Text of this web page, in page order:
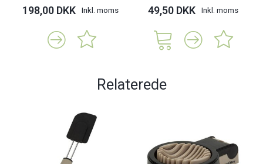
198,00 DKK Inkl. moms 49,50 DKK Inkl. moms
Relaterede